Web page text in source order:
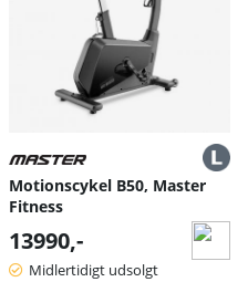
Motionscykel B50, Master
Fitness
13990,-
Midlertidigt udsolgt